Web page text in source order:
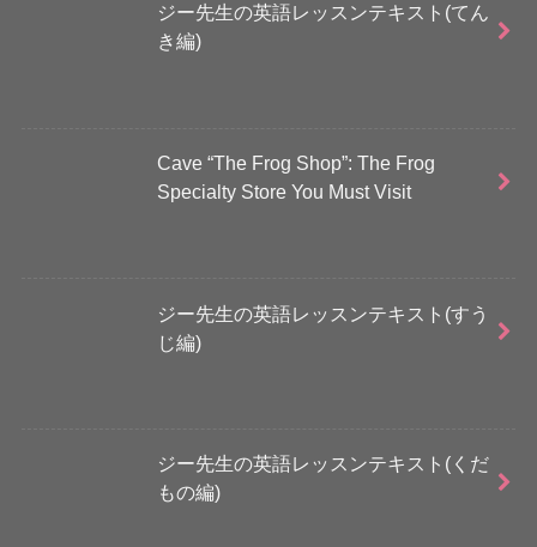
ジー先生の英語レッスンテキスト(てん
き編)
Cave “The Frog Shop”: The Frog
Specialty Store You Must Visit
ジー先生の英語レッスンテキスト(すう
じ編)
ジー先生の英語レッスンテキスト(くだ
もの編)